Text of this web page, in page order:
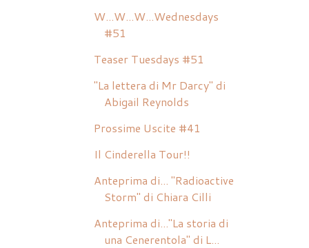
W...W...W...Wednesdays
#51
Teaser Tuesdays #51
"La lettera di Mr Darcy" di
Abigail Reynolds
Prossime Uscite #41
Il Cinderella Tour!!
Anteprima di... "Radioactive
Storm" di Chiara Cilli
Anteprima di..."La storia di
una Cenerentola" di L...